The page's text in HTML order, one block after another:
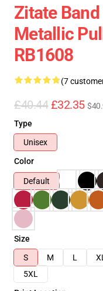
Zitate Band
Metallic
RB1608
(7
£40.44 £32.35
Type
Unisex
Color
Default
Size
S
M L XL
5XL